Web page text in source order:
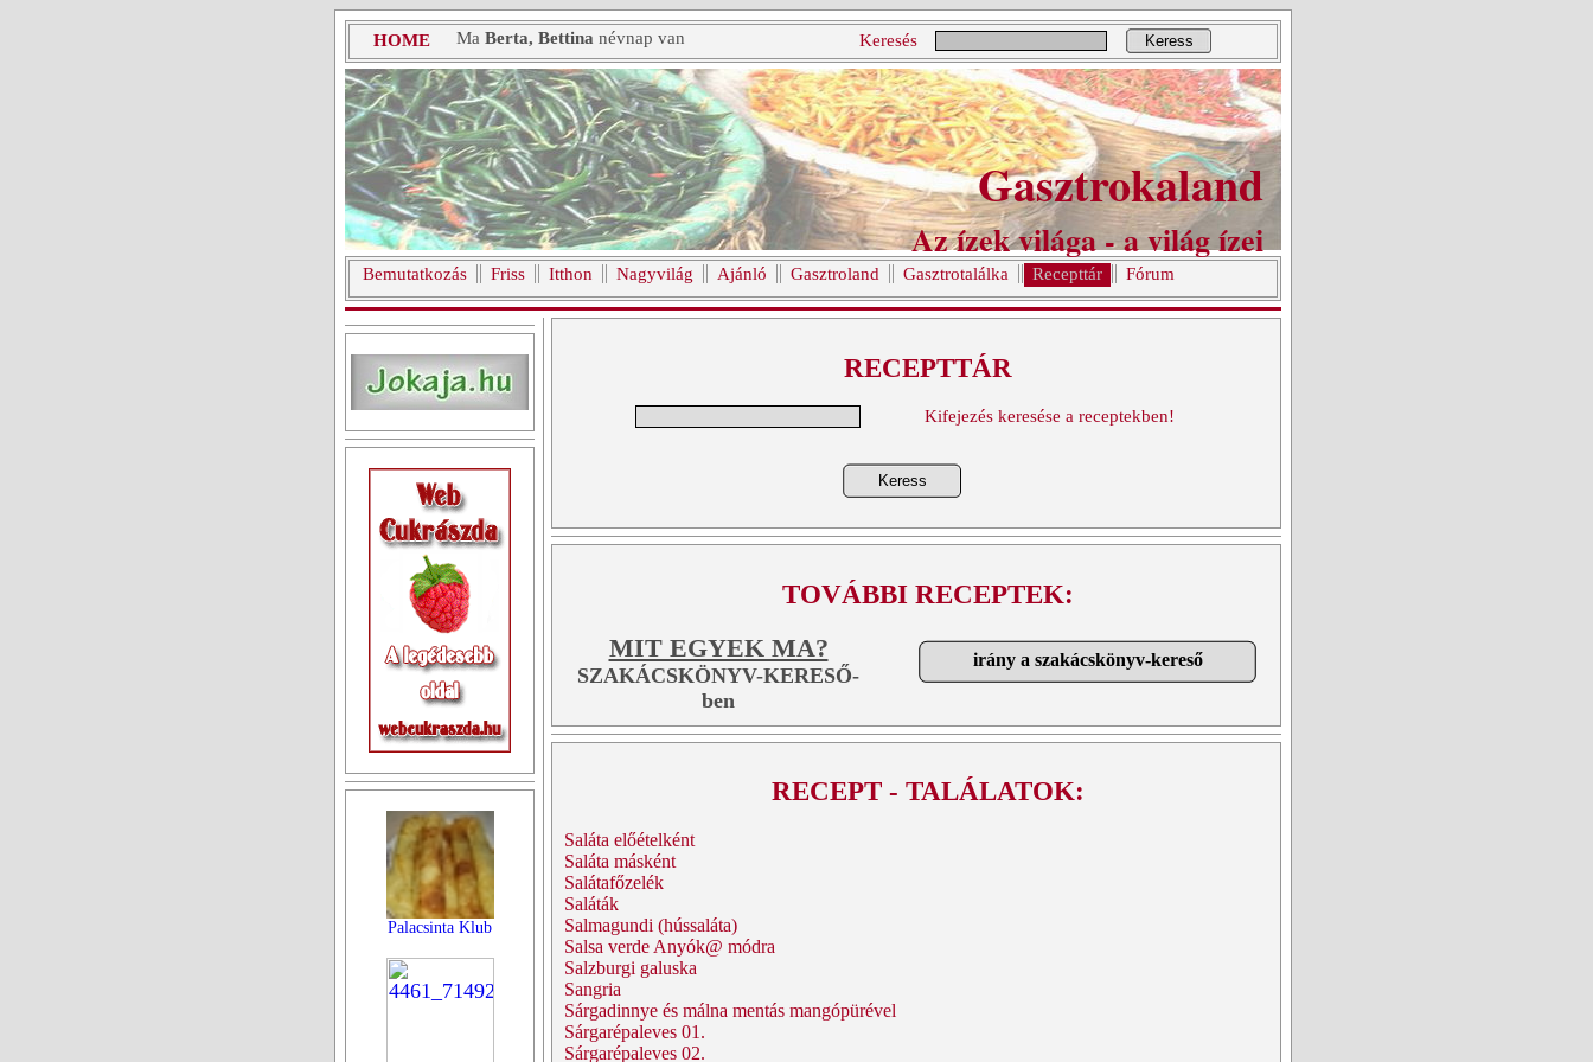
HOME Ma Berta, Bettina névnap van Keresés Keress
Gasztrokaland
Az ízek világa - a világ ízei
Bemutatkozás Friss Itthon Nagyvilág Ajánló Gasztroland Gasztrotalálka Recepttár Fórum
Palacsinta Klub
RECEPTTÁR
Kifejezés keresése a receptekben!
Keress
TOVÁBBI RECEPTEK:
MIT EGYEK MA?
SZAKÁCSKÖNYV-KERESŐ-
ben
irány a szakácskönyv-kereső
RECEPT - TALÁLATOK:
Saláta előételként
Saláta másként
Salátafőzelék
Saláták
Salmagundi (hússaláta)
Salsa verde Anyók@ módra
Salzburgi galuska
Sangria
Sárgadinnye és málna mentás mangópürével
Sárgarépaleves 01.
Sárgarépaleves 02.